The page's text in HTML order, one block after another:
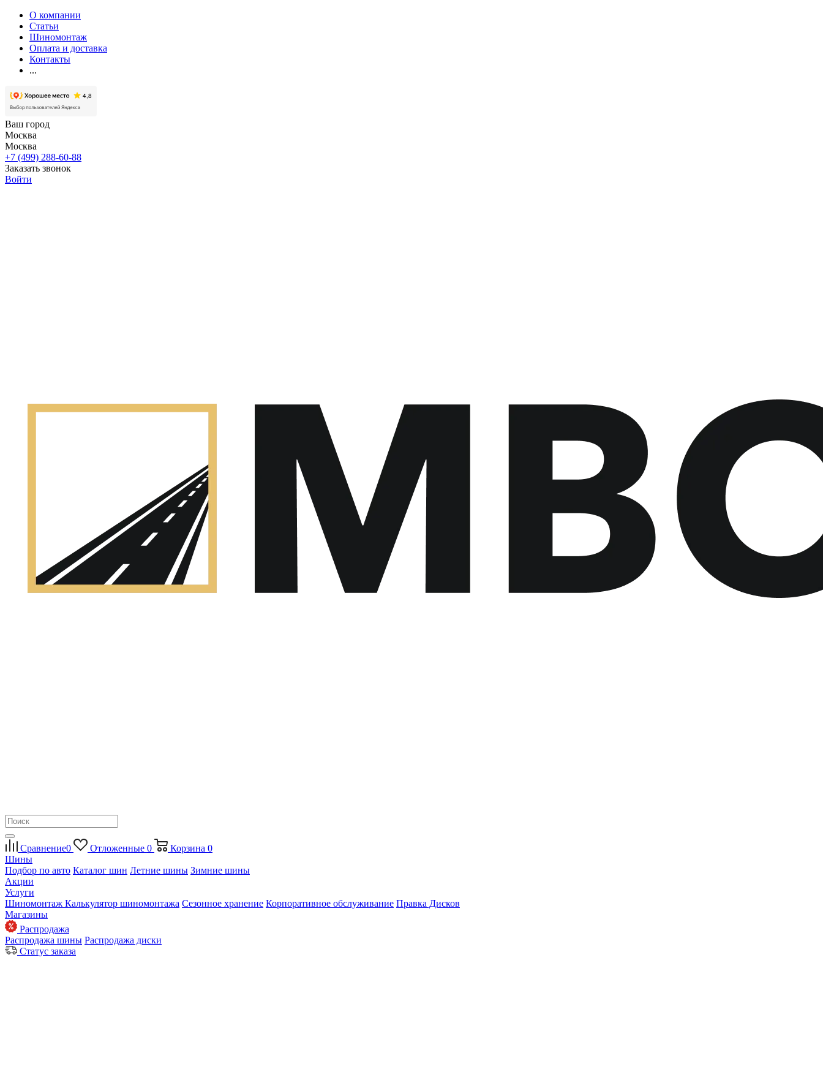
О компании
Статьи
Шиномонтаж
Оплата и доставка
Контакты
...
Ваш город
Москва
Москва
+7 (499) 288-60-88
Заказать звонок
Войти
Сравнение0 Отложенные 0 Корзина 0
Шины
Подбор по авто Каталог шин Летние шины Зимние шины
Акции
Услуги
Шиномонтаж Калькулятор шиномонтажа Сезонное хранение Корпоративное обслуживание Правка Дисков
Магазины
Распродажа
Распродажа шины Распродажа диски
Статус заказа